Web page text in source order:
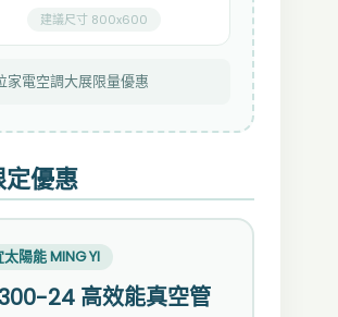
建議尺寸 800x600
家電空調大展限量優惠
優惠
太陽能 MING YI
24 高效能真空管